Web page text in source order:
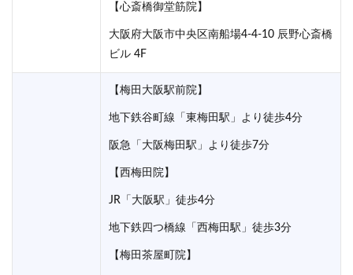
【心斎橋御堂筋院】
大阪府大阪市中央区南船場4-4-10 辰野心斎橋
ビル 4F
【梅田大阪駅前院】
地下鉄谷町線「東梅田駅」より徒歩4分
阪急「大阪梅田駅」より徒歩7分
【西梅田院】
JR「大阪駅」徒歩4分
地下鉄四つ橋線「西梅田駅」徒歩3分
【梅田茶屋町院】